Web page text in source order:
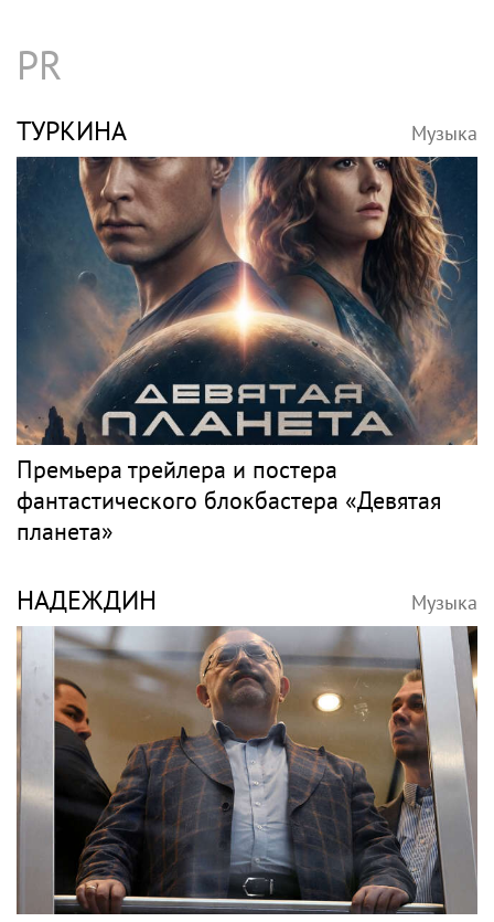
PR
ТУРКИНА Музыка
Премьера трейлера и постера
фантастического блокбастера «Девятая
планета»
НАДЕЖДИН Музыка